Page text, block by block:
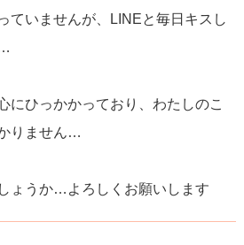
ていませんが、LINEと毎日キスし
にひっかかっており、わたしのこ
りません…
ょうか…よろしくお願いします